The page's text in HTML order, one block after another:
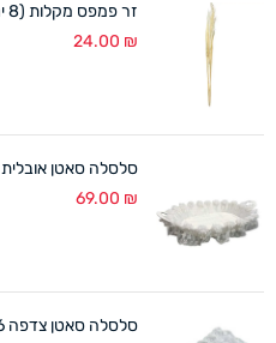
זר פמפס מקלות (8 יח')
24.00 ₪
סלסלה סאטן אובלית 50/37+9 ס"מ לבן
69.00 ₪
סלסלה סאטן צדפה 55/36+16 ס"מ לבן